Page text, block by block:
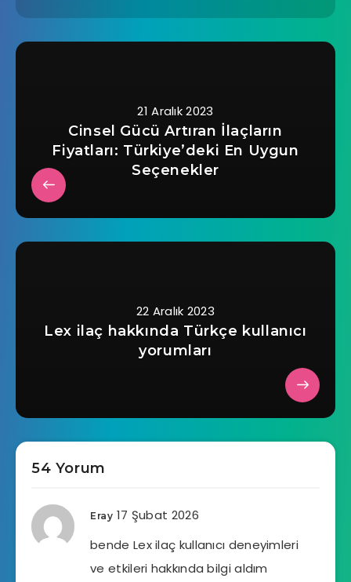
21 Aralık 2023
Cinsel Gücü Artıran İlaçların
Fiyatları: Türkiye’deki En Uygun
Seçenekler
22 Aralık 2023
Lex ilaç hakkında Türkçe kullanıcı
yorumları
54 Yorum
Eray 17 Şubat 2026
bende Lex ilaç kullanıcı deneyimleri
ve etkileri hakkında bilgi aldım